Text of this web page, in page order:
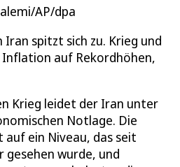
AP/dpa
spitzt sich zu. Krieg und
auf Rekordhöhen,
Krieg leidet der Iran unter
Notlage. Die
ein Niveau, das seit
gesehen wurde, und